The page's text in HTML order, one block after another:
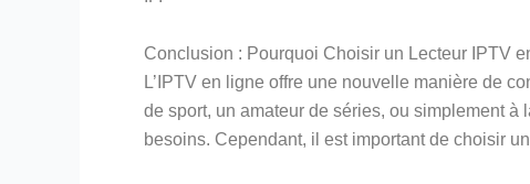
Conclusion : Pourquoi Choisir un Lecteur IPTV
L’IPTV en ligne offre une nouvelle manière de
de sport, un amateur de séries, ou simplement à
besoins. Cependant, il est important de choisir